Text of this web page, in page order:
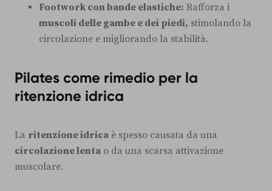
Footwork con bande elastiche: Rafforza i
muscoli delle gambe e dei piedi, stimolando la
circolazione e migliorando la stabilità.
Pilates come rimedio per la
ritenzione idrica
La ritenzione idrica è spesso causata da una
circolazione lenta o da una scarsa attivazione
muscolare.